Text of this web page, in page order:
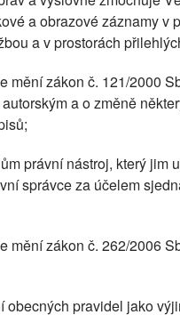
a obrazové záznamy v
a v prostorách
mění zákon č. 121/2000
a o změně
právní nástroj, který jim
správce za účelem
mění zákon č. 262/2006
pravidel jako